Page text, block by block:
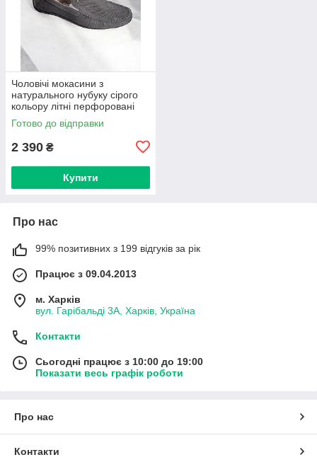
Чоловічі мокасини з
натурального нубуку сірого
кольору літні перфоровані
легкі дихаючі комфортні 40–
45
Готово до відправки
2 390 ₴
Купити
Про нас
99% позитивних з 199 відгуків за рік
Працює з 09.04.2013
м. Харків
вул. Гарібальді 3А, Харків, Україна
Контакти
Сьогодні працює з 10:00 до 19:00
Показати весь графік роботи
Про нас
Контакти